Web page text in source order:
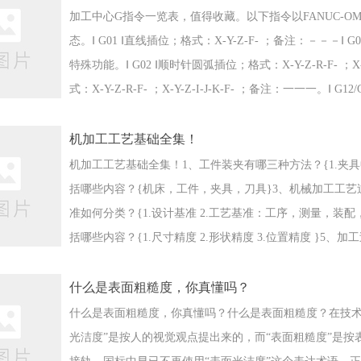
加工中心G指令一览表，值得收藏。以下指令以FANUC-
态。Ⅰ G01 Ⅰ直线插位；格式：X-Y-Z-F- ；备注：－－－Ⅰ
特殊功能。Ⅰ G02 Ⅰ顺时针圆弧插位；格式：X-Y-Z-R-F-
式：X-Y-Z-R-F- ；X-Y-Z-I-J-K-F- ；备注：一一一。Ⅰ
机加工工艺基础全集！
机加工工艺基础全集！1、工件装夹有哪三种方法？{1.夹
括哪些内容？{机床，工件，夹具，刀具}3、机械加工工
准如何分类？{1.设计基准 2.工艺基准：工序，测量，装
括哪些内容？{1.尺寸精度 2.形状精度 3.位置精度 }5、加
什么是表面粗糙度，你真懂吗？
什么是表面粗糙度，你真懂吗？什么是表面粗糙度？在技
光洁度”是按人的视觉观点提出来的，而“表面粗糙度”是